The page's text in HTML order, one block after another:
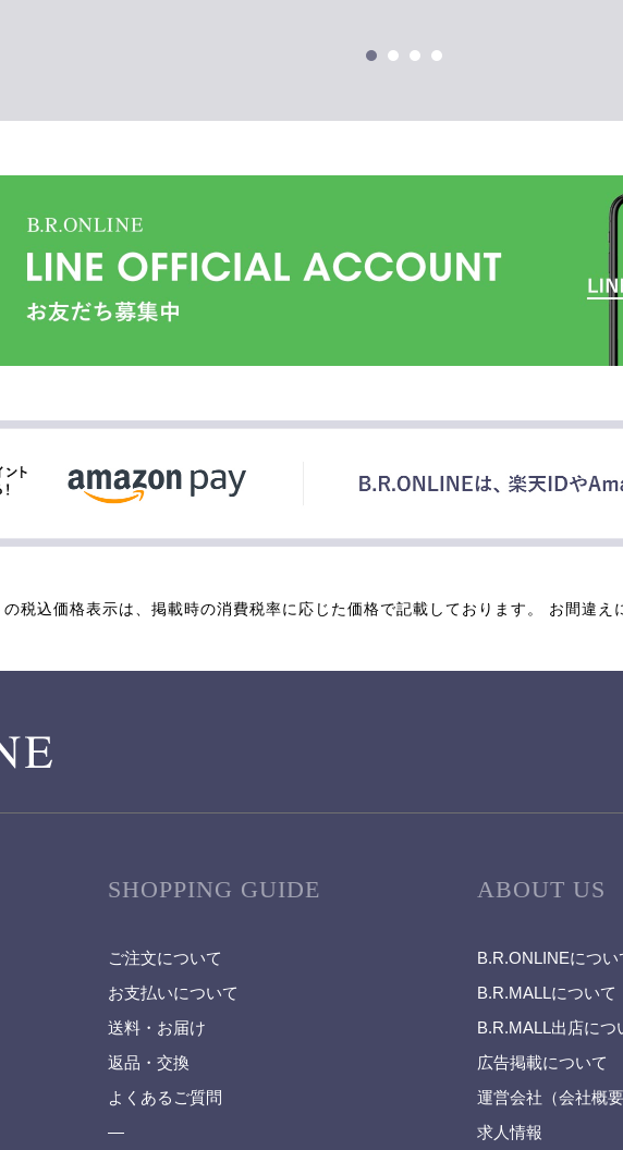
税込価格表示は、掲載時の消費税率に応じた価格で記載しております。 お間違え
SHOPPING GUIDE
ご注文について
お支払いについて
送料・お届け
返品・交換
よくあるご質問
—
ABOUT US
B.R.ONLINEについ
B.R.MALLについて
B.R.MALL出店につ
広告掲載について
運営会社（会社概要
求人情報